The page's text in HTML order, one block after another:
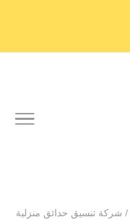
/ شركة تنسيق حدائق منزلية